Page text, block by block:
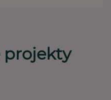
projekty